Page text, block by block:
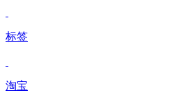
标签
淘宝